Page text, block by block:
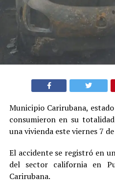
Municipio Carirubana,
consumieron en su
una vivienda este viernes 7
El accidente se registró en
del sector california en
Carirubana.